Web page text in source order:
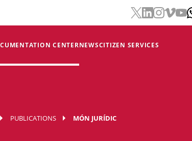
CENTERNEWSCITIZEN SERVICES
PUBLICATIONS MÓN JURÍDIC